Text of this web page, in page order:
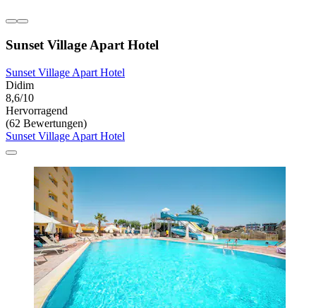
Sunset Village Apart Hotel
Sunset Village Apart Hotel
Didim
8,6/10
Hervorragend
(62 Bewertungen)
Sunset Village Apart Hotel